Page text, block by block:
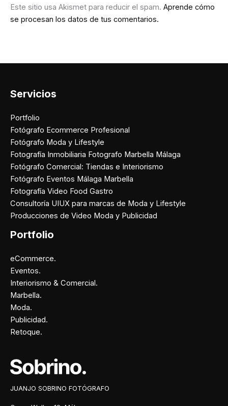
Este sitio usa Akismet para reducir el spam. Aprende cómo
se procesan los datos de tus comentarios.
Servicios
Portfolio
Fotógrafo Ecommerce Profesional
Fotógrafo Moda y Lifestyle
Fotografía Inmobiliaria Fotografo Marbella Málaga
Fotógrafo Comercial: Tiendas e Interiorismo
Fotógrafo Eventos Málaga Marbella
Fotografía Video Food Gastro
Consultoría UIUX para marcas de Moda y Lifestyle
Producciones de Video Moda y Publicidad
Portfolio
eCommerce.
Eventos.
Interiorismo & Comercial.
Marbella.
Moda.
Publicidad.
Retoque.
JUANJO SOBRINO FOTÓGRAFO